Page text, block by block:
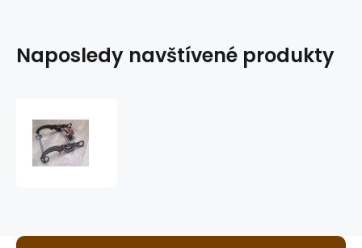
Naposledy navštívené produkty